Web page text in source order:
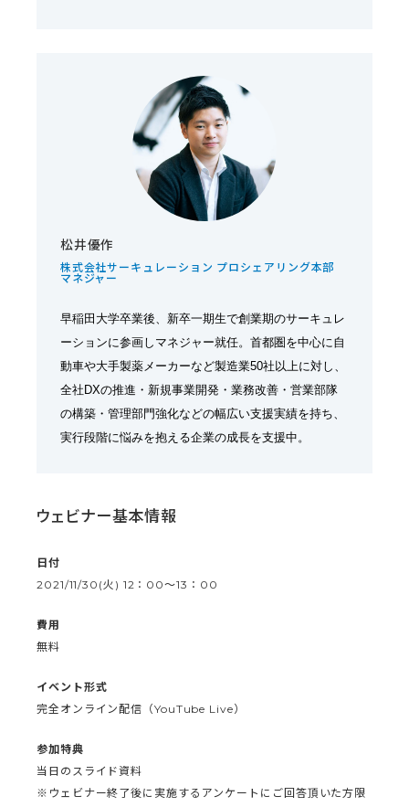
松井優作
株式会社サーキュレーション プロシェアリング本部
マネジャー
早稲田大学卒業後、新卒一期生で創業期のサーキュレ
ーションに参画しマネジャー就任。首都圏を中心に自
動車や大手製薬メーカーなど製造業50社以上に対し、
全社DXの推進・新規事業開発・業務改善・営業部隊
の構築・管理部門強化などの幅広い支援実績を持ち、
実行段階に悩みを抱える企業の成長を支援中。
ウェビナー基本情報
日付
2021/11/30(火) 12：00〜13：00
費用
無料
イベント形式
完全オンライン配信（YouTube Live）
参加特典
当日のスライド資料
※ウェビナー終了後に実施するアンケートにご回答頂いた方限